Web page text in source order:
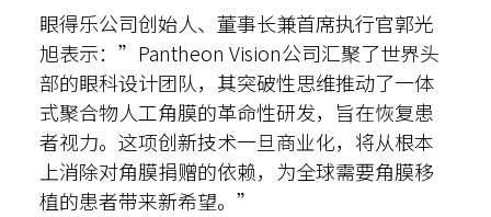
眼得乐公司创始人、董事长兼首席执行官郭光
旭表示：”Pantheon Vision公司汇聚了世界头
部的眼科设计团队，其突破性思维推动了一体
式聚合物人工角膜的革命性研发，旨在恢复患
者视力。这项创新技术一旦商业化，将从根本
上消除对角膜捐赠的依赖，为全球需要角膜移
植的患者带来新希望。”